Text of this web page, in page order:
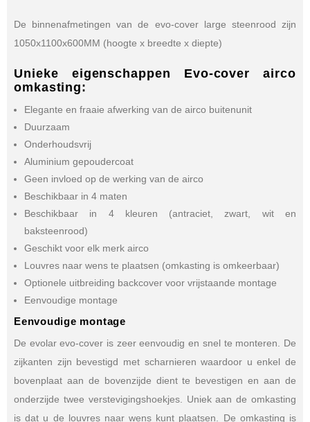
De binnenafmetingen van de evo-cover large steenrood zijn
1050x1100x600MM (hoogte x breedte x diepte)
Unieke eigenschappen Evo-cover airco
omkasting:
Elegante en fraaie afwerking van de airco buitenunit
Duurzaam
Onderhoudsvrij
Aluminium gepoudercoat
Geen invloed op de werking van de airco
Beschikbaar in 4 maten
Beschikbaar in 4 kleuren (antraciet, zwart, wit en
baksteenrood)
Geschikt voor elk merk airco
Louvres naar wens te plaatsen (omkasting is omkeerbaar)
Optionele uitbreiding backcover voor vrijstaande montage
Eenvoudige montage
Eenvoudige montage
De evolar evo-cover is zeer eenvoudig en snel te monteren. De
zijkanten zijn bevestigd met scharnieren waardoor u enkel de
bovenplaat aan de bovenzijde dient te bevestigen en aan de
onderzijde twee verstevigingshoekjes. Uniek aan de omkasting
is dat u de louvres naar wens kunt plaatsen. De omkasting is